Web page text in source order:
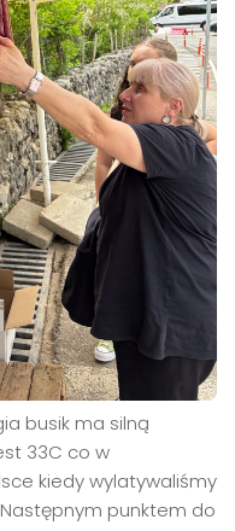
busik ma silną
33C co w
kiedy wylatywaliśmy
punktem do